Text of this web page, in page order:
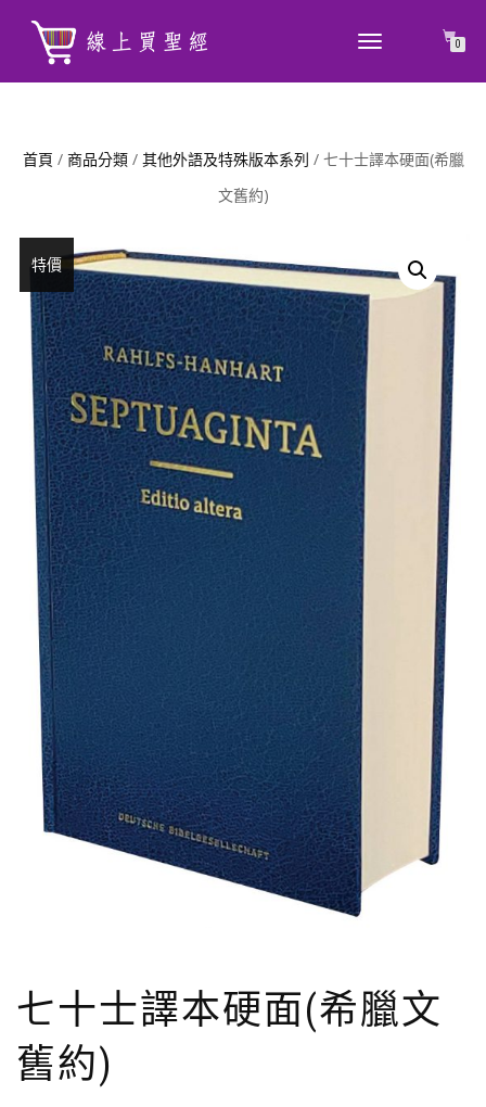
TOGGLE
0
首頁 / 商品分類/ 其他外語及特殊版本系列 / 七十士譯本硬面(希臘
文舊約)
特價
七十士譯本硬面(希臘文
舊約)